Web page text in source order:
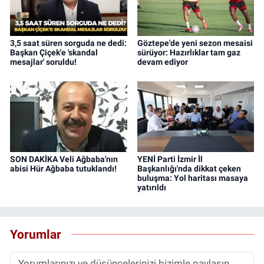
3,5 saat süren sorguda ne dedi:
Başkan Çiçek'e 'skandal
mesajlar' soruldu!
Göztepe'de yeni sezon mesaisi
sürüyor: Hazırlıklar tam gaz
devam ediyor
SON DAKİKA Veli Ağbaba'nın
abisi Hür Ağbaba tutuklandı!
YENİ Parti İzmir İl
Başkanlığı'nda dikkat çeken
buluşma: Yol haritası masaya
yatırıldı
Yorumlar